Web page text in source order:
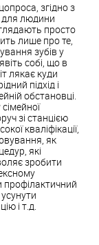
згідно з
людини
просто
лише про те,
зубів у
собі, що в
лякає куди
підхід і
обстановці.
зі станцією
кваліфікації,
як
які
зробити
профілактичний
і т.д.